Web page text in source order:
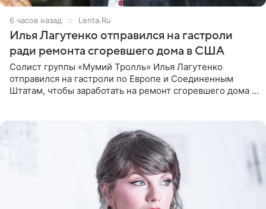
6 часов назад Lenta.Ru
Илья Лагутенко отправился на гастроли
ради ремонта сгоревшего дома в США
Солист группы «Мумий Тролль» Илья Лагутенко
отправился на гастроли по Европе и Соединенным
Штатам, чтобы заработать на ремонт сгоревшего дома в